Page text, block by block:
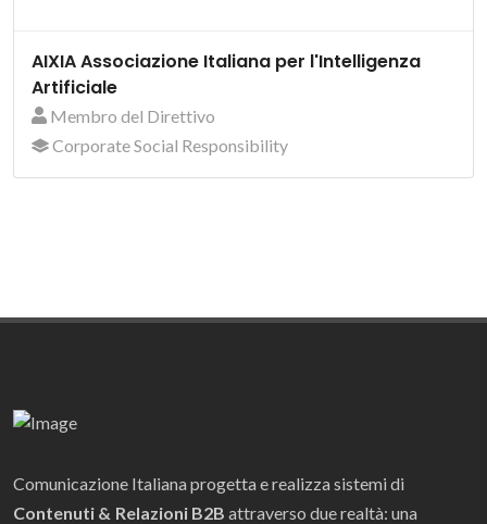
AIXIA Associazione Italiana per l'Intelligenza
Artificiale
Membro del Direttivo
Corporate Social Responsibility
Comunicazione Italiana progetta e realizza sistemi di
Contenuti & Relazioni B2B attraverso due realtà: una